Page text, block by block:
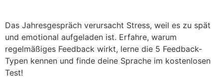
Das Jahresgespräch verursacht Stress, weil es zu spät
und emotional aufgeladen ist. Erfahre, warum
regelmäßiges Feedback wirkt, lerne die 5 Feedback-
Typen kennen und finde deine Sprache im kostenlosen
Test!